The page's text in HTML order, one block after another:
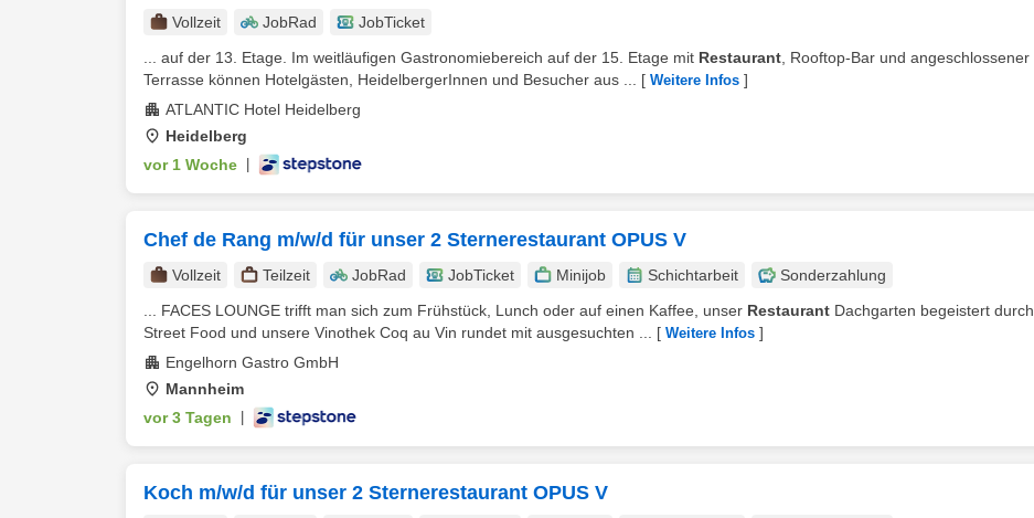
Vollzeit JobRad
JobTicket
... auf der 13. Etage. Im weitläufigen Gastronomiebereich auf der 15. Etage mit Restaurant , Rooftop-Bar und angeschlossener
Terrasse können Hotelgästen, HeidelbergerInnen und Besucher aus ...
[ Weitere Infos ]
ATLANTIC Hotel Heidelberg
Heidelberg
vor 1 Woche
Chef de Rang m/w/d für unser 2 Sternerestaurant OPUS V
Vollzeit Teilzeit JobRad JobTicket Minijob Schichtarbeit
Sonderzahlung
... FACES LOUNGE trifft man sich zum Frühstück, Lunch oder auf einen Kaffee, unser Restaurant Dachgarten begeistert durch
Street Food und unsere Vinothek Coq au Vin rundet mit ausgesuchten ...
[ Weitere Infos ]
Engelhorn Gastro GmbH
Mannheim
vor 3 Tagen
Koch m/w/d für unser 2 Sternerestaurant OPUS V